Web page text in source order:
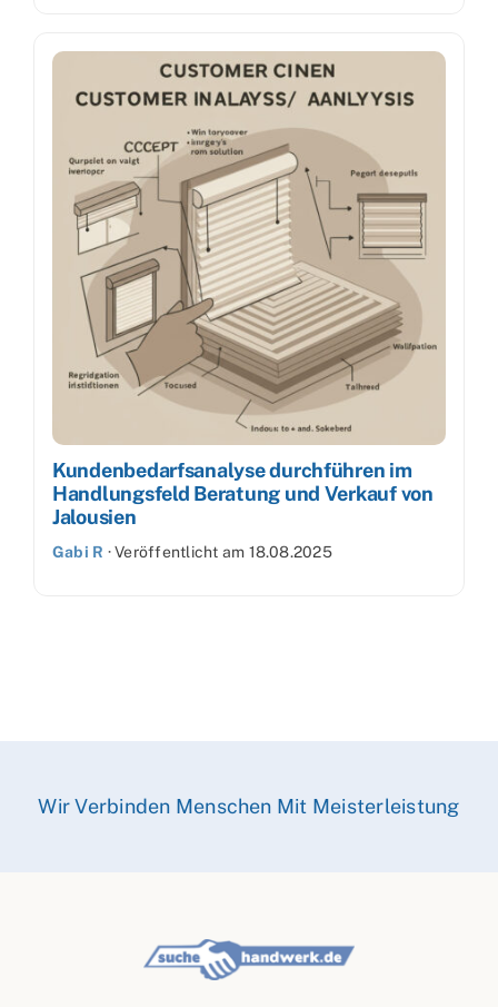
Kundenbedarfsanalyse durchführen im
Handlungsfeld Beratung und Verkauf von
Jalousien
Gabi R ·Veröffentlicht am 18.08.2025
Wir Verbinden Menschen Mit Meisterleistung